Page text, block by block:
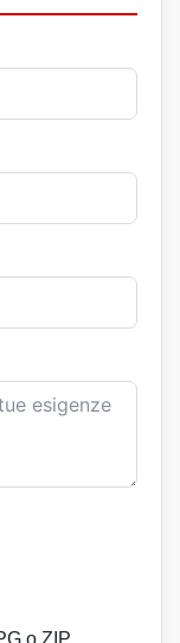
o ZIP.